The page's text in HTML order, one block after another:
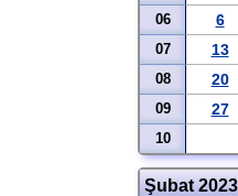
06 6
07 13
08 20
09 27
10
Şubat